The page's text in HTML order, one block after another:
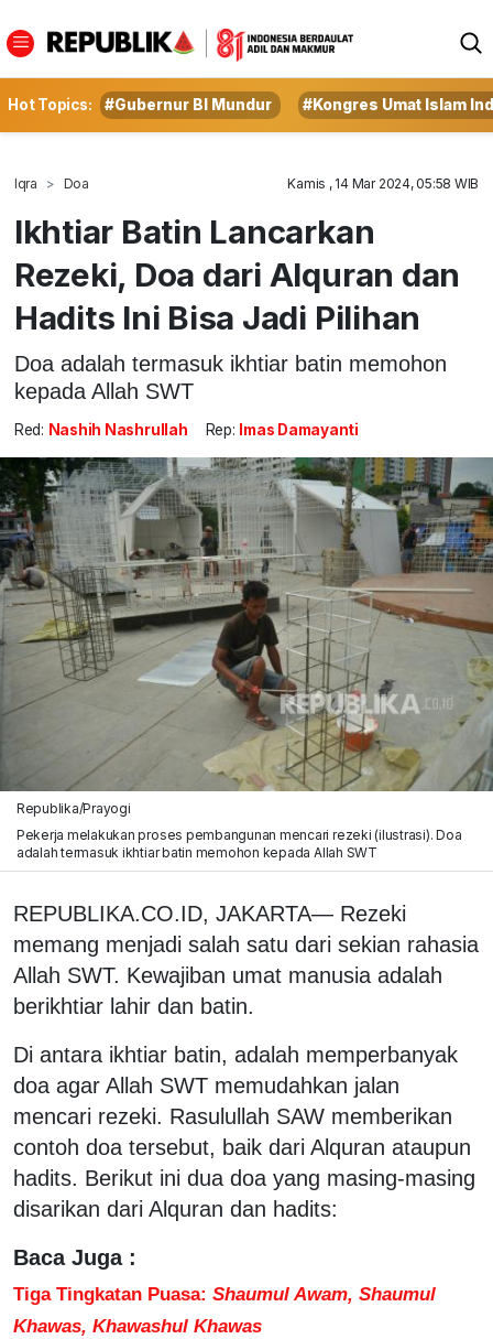
Hot Topics: #Gubernur BI Mundur #Kongres Umat Islam
Iqra Doa Kamis , 14 Mar 2024, 05:58 WIB
Ikhtiar Batin Lancarkan
Rezeki, Doa dari Alquran dan
Hadits Ini Bisa Jadi Pilihan
Doa adalah termasuk ikhtiar batin memohon
kepada Allah SWT
Red: Nashih Nashrullah Rep: Imas Damayanti
Republika/Prayogi
Pekerja melakukan proses pembangunan mencari rezeki (ilustrasi). Doa
adalah termasuk ikhtiar batin memohon kepada Allah SWT
REPUBLIKA.CO.ID, JAKARTA— Rezeki
memang menjadi salah satu dari sekian rahasia
Allah SWT. Kewajiban umat manusia adalah
berikhtiar lahir dan batin.
Di antara ikhtiar batin, adalah memperbanyak
doa agar Allah SWT memudahkan jalan
mencari rezeki. Rasulullah SAW memberikan
contoh doa tersebut, baik dari Alquran ataupun
hadits. Berikut ini dua doa yang masing-masing
disarikan dari Alquran dan hadits:
Baca Juga :
Tiga Tingkatan Puasa: Shaumul Awam, Shaumul
Khawas, Khawashul Khawas